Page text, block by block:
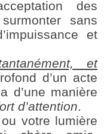
des
sans
et
et
d’un acte
d’une manière
d’attention.
votre lumière